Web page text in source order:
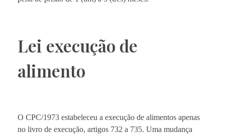
Lei execução de
alimento
O CPC/1973 estabeleceu a execução de alimentos apenas
no livro de execução, artigos 732 a 735. Uma mudança